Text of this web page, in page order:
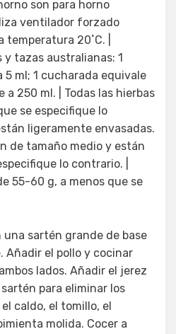
son para horno
ventilador forzado
20˚C. |
tazas australianas: 1
ml; 1 cucharada equivale
a 250 ml. | Todas las hierbas
se especifique lo
ligeramente envasadas.
de tamaño medio y están
lo contrario. |
55-60 g, a menos que se
una sartén grande de base
Añadir el pollo y cocinar
lados. Añadir el jerez
para eliminar los
caldo, el tomillo, el
molida. Cocer a